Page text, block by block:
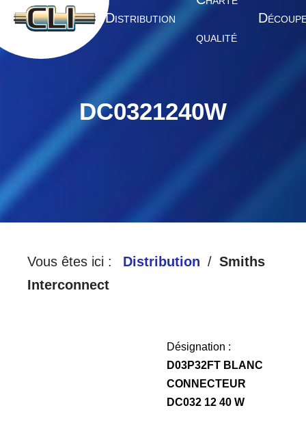
A CCUEIL DISTRIBUTION
QUALITÉ
D
DC0321240W
Vous êtes ici : Distribution
Smiths
Interconnect
Désignation :
D03P32FT BLANC
CONNECTEUR
DC032 12 40 W